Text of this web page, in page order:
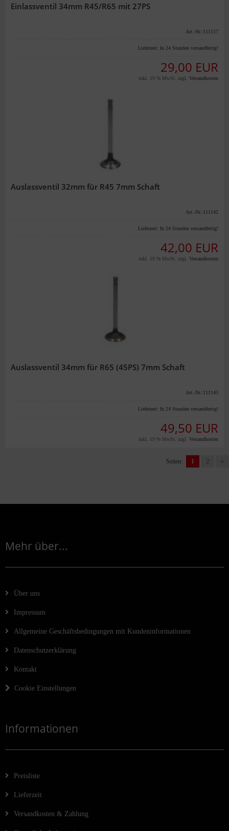
Einlassventil 34mm R45/R65 mit 27PS
Art.-Nr.:111157
Lieferzeit: In 24 Stunden versandfertig!
29,00 EUR
inkl. 19 % MwSt. zzgl. Versandkosten
Auslassventil 32mm für R45 7mm Schaft
Art.-Nr.:111142
Lieferzeit: In 24 Stunden versandfertig!
42,00 EUR
inkl. 19 % MwSt. zzgl. Versandkosten
Auslassventil 34mm für R65 (45PS) 7mm Schaft
Art.-Nr.:111143
Lieferzeit: In 24 Stunden versandfertig!
49,50 EUR
inkl. 19 % MwSt. zzgl. Versandkosten
Seiten: 1 2 »
Mehr über...
Über uns
Impressum
Allgemeine Geschäftsbedingungen mit Kundeninformationen
Datenschutzerklärung
Kontakt
Cookie Einstellungen
Informationen
Preisliste
Lieferzeit
Versandkosten & Zahlung